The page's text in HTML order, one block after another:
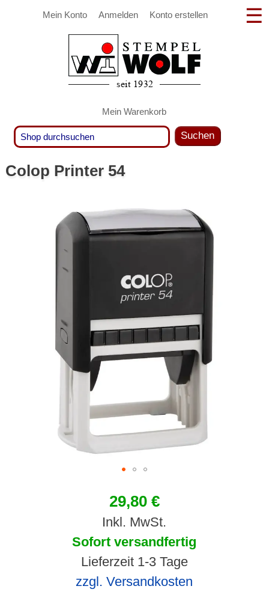
Mein Konto Anmelden Konto erstellen
Mein Warenkorb
Suchen
Colop Printer 54
29,80 €
Inkl. MwSt.
Sofort versandfertig
Lieferzeit 1-3 Tage
zzgl. Versandkosten